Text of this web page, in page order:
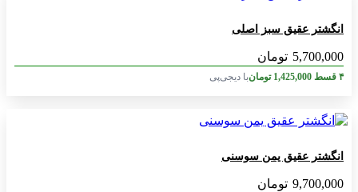
انگشتر عقیق سبز اصلی
5,700,000 تومان
۴ قسط 1,425,000 تومانبا دیجی‌پی
انگشتر عقیق یمن سوسنی
9,700,000 تومان